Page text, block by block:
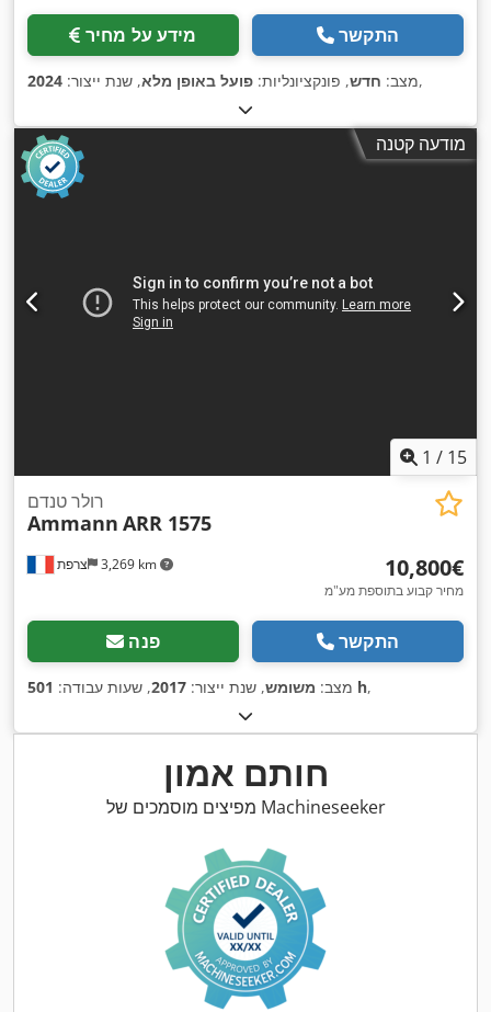
מידע על מחיר התקשר
מצב: חדש, פונקציונליות: פועל באופן מלא, שנת ייצור: 2024 ,
מודעה קטנה
1 / 15
צרפת 3,269 km
רולר טנדם
Ammann ARR 1575
‏10,800 ‏€
מחיר קבוע בתוספת מע"מ
פנה התקשר
מצב: משומש, שנת ייצור: 2017, שעות עבודה: 501 h,
חותם אמון
מפיצים מוסמכים של Machineseeker